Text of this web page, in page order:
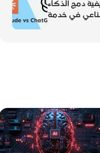
دمج الذكاء
في خدمة